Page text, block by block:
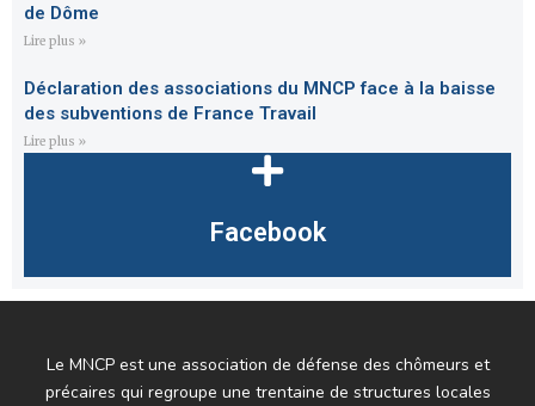
de Dôme
Lire plus »
Déclaration des associations du MNCP face à la baisse
des subventions de France Travail
Lire plus »
Facebook
Le MNCP est une association de défense des chômeurs et
précaires qui regroupe une trentaine de structures locales